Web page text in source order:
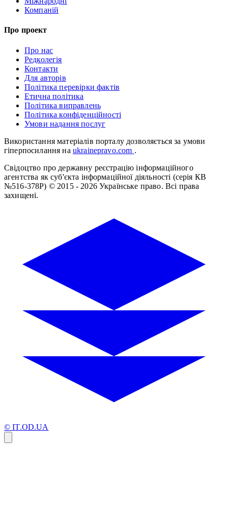
Компаній
Про проект
Про нас
Редколегія
Контакти
Для авторів
Політика перевірки фактів
Етична політика
Політика виправлень
Політика конфіденційності
Умови надання послуг
Використання матеріалів порталу дозволяється за умови
гіперпосилання на ukrainepravo.com .
Свідоцтво про державну реєстрацію інформаційного
агентства як суб'єкта інформаційної діяльності (серія КВ
№516-378Р) © 2015 - 2026 Українське право. Всі права
захищені.
© IT.OD.UA